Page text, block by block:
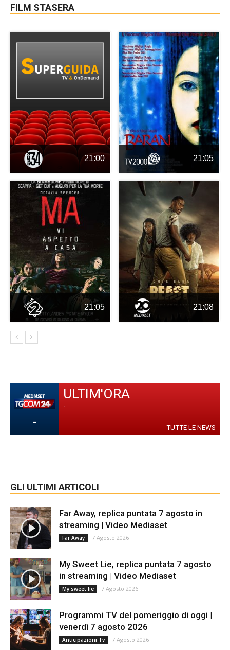
FILM STASERA
21:00 21:05
21:05 21:08
-
ULTIM'ORA
-
TUTTE LE NEWS
GLI ULTIMI ARTICOLI
Far Away, replica puntata 7 agosto in
streaming | Video Mediaset
Far Away 7 Agosto 2026
My Sweet Lie, replica puntata 7 agosto
in streaming | Video Mediaset
My sweet lie 7 Agosto 2026
Programmi TV del pomeriggio di oggi |
venerdì 7 agosto 2026
Anticipazioni Tv 7 Agosto 2026